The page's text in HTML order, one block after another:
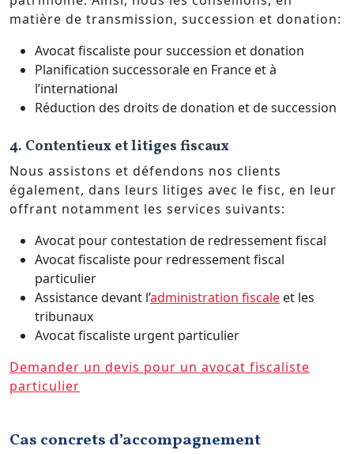
matière de transmission, succession et donation:
Avocat fiscaliste pour succession et donation
Planification successorale en France et à
l’international
Réduction des droits de donation et de succession
4. Contentieux et litiges fiscaux
Nous assistons et défendons nos clients
également, dans leurs litiges avec le fisc, en leur
offrant notamment les services suivants:
Avocat pour contestation de redressement fiscal
Avocat fiscaliste pour redressement fiscal
particulier
Assistance devant l’administration fiscale et les
tribunaux
Avocat fiscaliste urgent particulier
Demander un devis pour un avocat fiscaliste
particulier
Cas concrets d’accompagnement